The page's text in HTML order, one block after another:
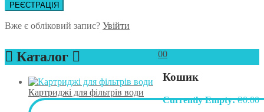
РЕЄСТРАЦІЯ
Вже є обліковий запис? Увійти
0
Кошик
Currently Empty: ₴0.00
0
Каталог
Картриджі для фільтрів води